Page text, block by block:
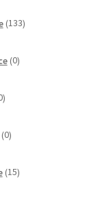
133izdelkov
0izdelkov
izdelkov
0izdelkov
15izdelkov